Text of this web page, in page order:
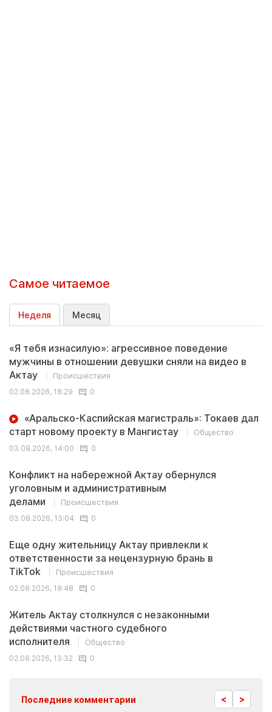
Самое читаемое
Неделя Месяц
«Я тебя изнасилую»: агрессивное поведение
мужчины в отношении девушки сняли на видео в
Актау
Происшествия
02.08.2026, 18:29
0
«Аральско-Каспийская магистраль»: Токаев дал
старт новому проекту в Мангистау
Общество
03.08.2026, 14:00
0
Конфликт на набережной Актау обернулся
уголовным и административным
делами
Происшествия
03.08.2026, 13:04
0
Еще одну жительницу Актау привлекли к
ответственности за нецензурную брань в
TikTok
Происшествия
02.08.2026, 19:48
0
Житель Актау столкнулся с незаконными
действиями частного судебного
исполнителя
Общество
02.08.2026, 13:32
0
Последние комментарии < >